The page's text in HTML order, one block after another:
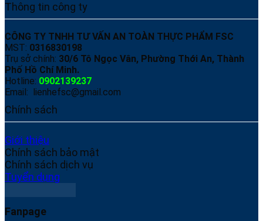
Thông tin công ty
CÔNG TY TNHH TƯ VẤN AN TOÀN THỰC PHẨM FSC
MST: 0316830198
Trụ sở chính: 30/6 Tô Ngọc Vân, Phường Thới An, Thành
Phố Hồ Chí Minh.
Hotline: 0902139237
Email: lienhefsc@gmail.com
Chính sách
Giới thiệu
Chính sách bảo mật
Chính sách dịch vụ
Tuyển dụng
Fanpage